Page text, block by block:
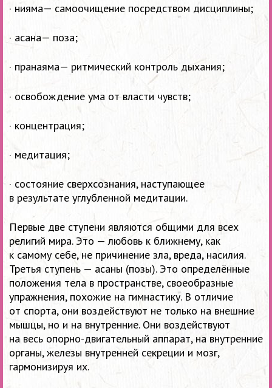
· нияма— самоочищение посредством дисциплины;
· асана— поза;
· пранаяма— ритмический контроль дыхания;
· освобождение ума от власти чувств;
· концентрация;
· медитация;
· состояние сверхсознания, наступающее
в результате углубленной медитации.
Первые две ступени являются общими для всех
религий мира. Это — любовь к ближнему, как
к самому себе, не причинение зла, вреда, насилия.
Третья ступень — асаны (позы). Это определённые
положения тела в пространстве, своеобразные
упражнения, похожие на гимнастику. В отличие
от спорта, они воздействуют не только на внешние
мышцы, но и на внутренние. Они воздействуют
на весь опорно-двигательный аппарат, на внутренние
органы, железы внутренней секреции и мозг,
гармонизируя их.